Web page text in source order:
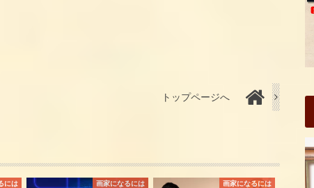
トップページへ
には 画家になるには 画家になるには